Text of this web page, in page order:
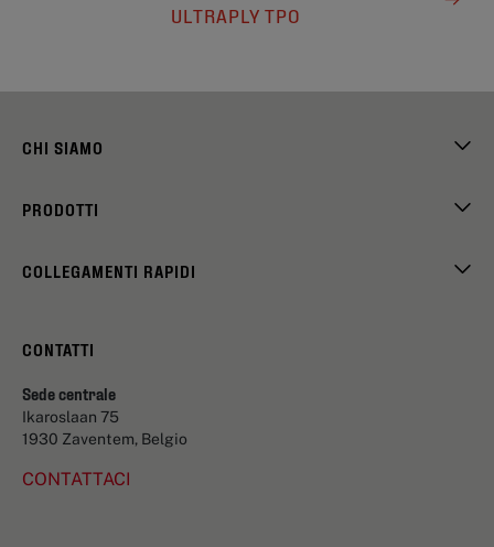
ULTRAPLY TPO
CHI SIAMO
PRODOTTI
COLLEGAMENTI RAPIDI
CONTATTI
Sede centrale
Ikaroslaan 75
1930 Zaventem, Belgio
CONTATTACI